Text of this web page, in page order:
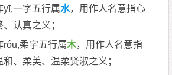
yī,一字五行属水，用作人名意指心
认真之义；
róu,柔字五行属木，用作人名意指
、柔美、温柔贤淑之义；